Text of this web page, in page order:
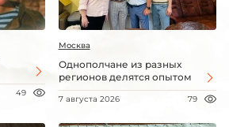
49
Москва
Однополчане из разных
регионов делятся опытом
7 августа 2026 79